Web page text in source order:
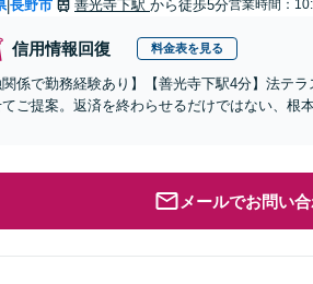
|長野市 善光寺下駅 から徒歩5分営業時間：
信用情報回復 料金表を見る
関係で勤務経験あり】【善光寺下駅4分】法テ
ご提案。返済を終わらせるだけではない、根
メールでお問い